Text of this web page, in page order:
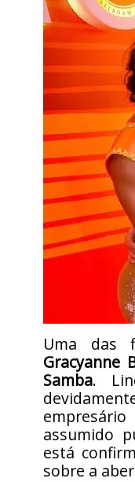
Uma das
Gracyanne
Samba.
empresário
assumido
está
sobre a